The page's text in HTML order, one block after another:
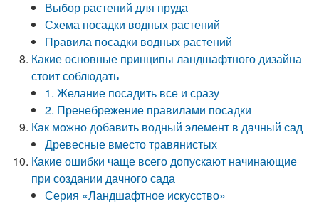
Выбор растений для пруда
Схема посадки водных растений
Правила посадки водных растений
Какие основные принципы ландшафтного дизайна
стоит соблюдать
1. Желание посадить все и сразу
2. Пренебрежение правилами посадки
Как можно добавить водный элемент в дачный сад
Древесные вместо травянистых
Какие ошибки чаще всего допускают начинающие
при создании дачного сада
Серия «Ландшафтное искусство»